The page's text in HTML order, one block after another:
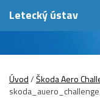
Letecký ústav
Úvod/Škoda Aero